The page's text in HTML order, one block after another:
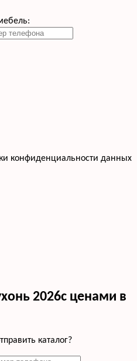
конфиденциальности данных
2026с ценами в
каталог?